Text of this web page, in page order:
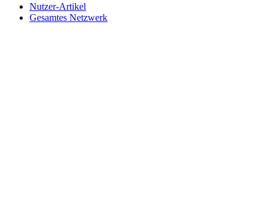
Nutzer-Artikel
Gesamtes Netzwerk